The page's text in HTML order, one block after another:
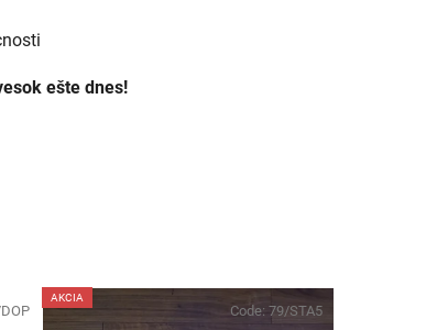
ešte dnes!
AKCIA
Code: 79/STA5